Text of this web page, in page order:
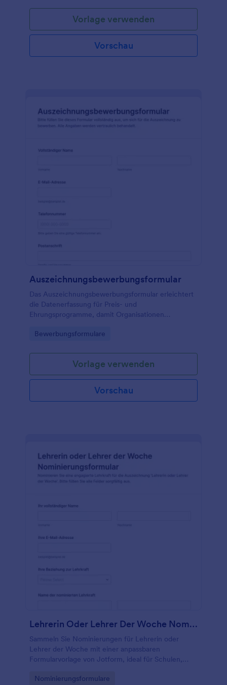
Vorlage verwenden
Vorschau
Auszeichnungsbewerbungsformular
Das Auszeichnungsbewerbungsformular erleichtert
die Datenerfassung für Preis- und
Ehrungsprogramme, damit Organisationen
Formularantworten in Jotform übersichtlich
Go to Category:
Bewerbungsformulare
Vorlage verwenden
Vorschau
Lehrerin Oder Lehrer Der Woche Nominierungsformular
Sammeln Sie Nominierungen für Lehrerin oder
Lehrer der Woche mit einer anpassbaren
Formularvorlage von Jotform, ideal für Schulen,
Daten erfassen und Auswertung.
Go to Category:
Nominierungsformulare